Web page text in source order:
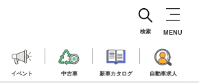
イベント 中古車 新車カタログ 自動車求人
検索 MENU